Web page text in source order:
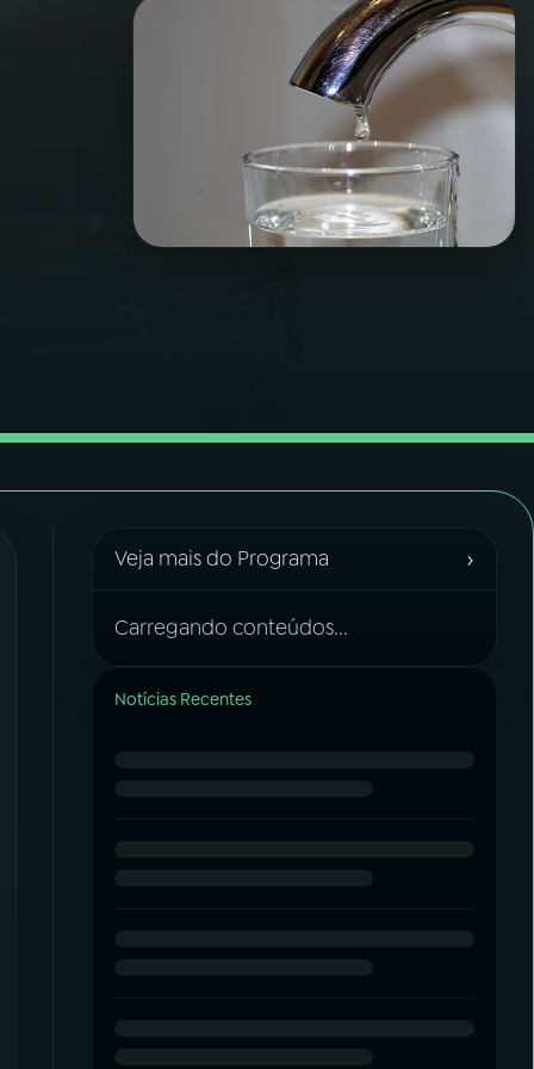
Veja mais do Programa ›
Carregando conteúdos...
Notícias Recentes